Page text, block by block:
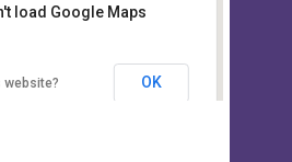
Intermediate &
Education, Alampur,
load Google Maps
website? OK